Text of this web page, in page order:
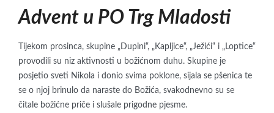
Advent u PO Trg Mladosti
Tijekom prosinca, skupine „Dupini“, „Kapljice“, „Ježići“ i „Loptice“
provodili su niz aktivnosti u božićnom duhu. Skupine je
posjetio sveti Nikola i donio svima poklone, sijala se pšenica te
se o njoj brinulo da naraste do Božića, svakodnevno su se
čitale božićne priče i slušale prigodne pjesme.